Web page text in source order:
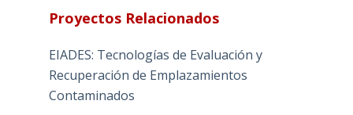
Proyectos Relacionados
EIADES: Tecnologías de Evaluación y
Recuperación de Emplazamientos
Contaminados